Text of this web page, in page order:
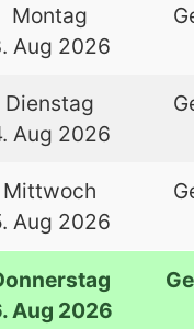
Montag
Aug 2026
Dienstag
Aug 2026
Mittwoch
Aug 2026
Aug 2026